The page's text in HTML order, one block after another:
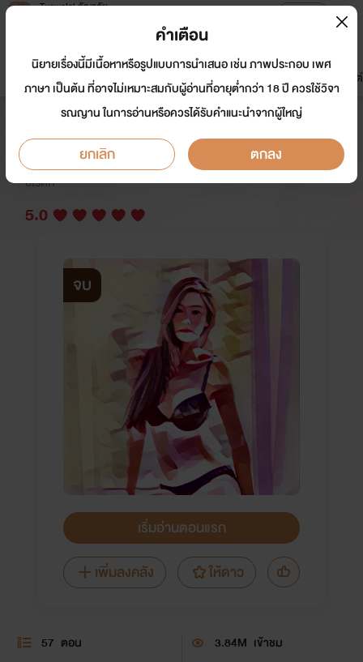
Tunwalai ธัญวลัย
หน้าแรก นิยาย อีบุ๊ก การ์ตูน
มาใหม่
ดรีมแชท ธัญลิสต์
(END) พี่เขยสุดสวาท (NC25++)
นักเขียน: IcePrincess
อีโรติก
5.0
จบ
เริ่มอ่านตอนแรก
เพิ่มลงคลัง
ให้ดาว
57 ตอน 3.84M เข้าชม
คำเตือน
นิยายเรื่องนี้มีเนื้อหาหรือรูปแบบการนำเสนอ เช่น ภาพประกอบ เพศ
ภาษา เป็นต้น ที่อาจไม่เหมาะสมกับผู้อ่านที่อายุต่ำกว่า 18 ปี ควรใช้วิจา
รณญาน ในการอ่านหรือควรได้รับคำแนะนำจากผู้ใหญ่
ยกเลิก ตกลง